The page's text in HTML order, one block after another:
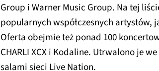
Group i Warner Music Group. Na tej
popularnych współczesnych artystów,
Oferta obejmie też ponad 100
CHARLI XCX i Kodaline. Utrwalono je
salami sieci Live Nation.